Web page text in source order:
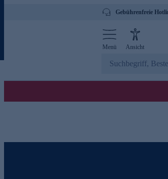
Gebührenfreie
Menü Ansicht